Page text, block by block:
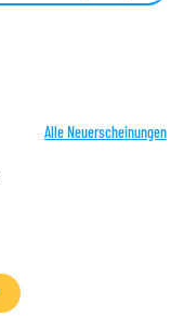
Alle Neuerscheinungen